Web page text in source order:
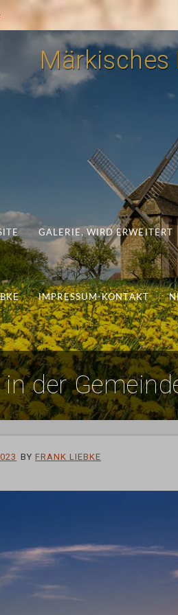
Märkisches
GALERIE, WIRD ERWEITERT
IMPRESSUM-KONTAKT
der
BY FRANK LIEBKE